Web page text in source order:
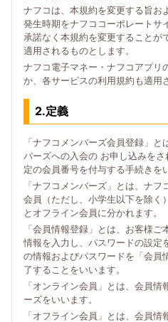
ナフコは、本規約を変更する旨お
発生時期をナフココーポレートサ
承諾なく本規約を変更することが
適用されるものとします。
ナフコ電子マネー・ナフコアプリ
か、各サービスの利用規約も適用
2.定義
「ナフコメンバーズ会員登録」
バーズへの入会の お申し込みを
定の会員番号を付与する手続きを
「ナフコメンバーズ」とは、ナ
会員（ただし、小学生以下を除く
とオフライン会員に分かれます。
「会員情報登録」とは、お客様
情報を入力し、パスワードの設定
の情報およびパスワードを「会員
了することをいいます。
「オンライン会員」とは、会員
ーズをいいます。
「オフライン会員」とは、会員